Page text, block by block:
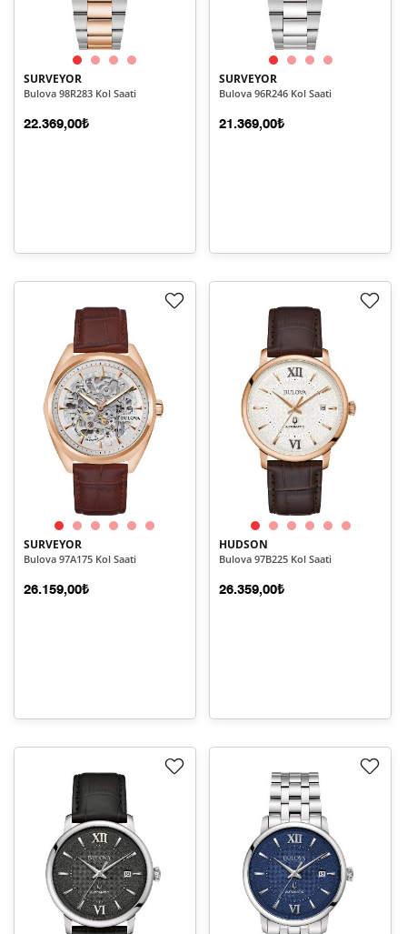
SURVEYOR
Bulova 98R283 Kol Saati
22.369,00₺
SURVEYOR
Bulova 96R246 Kol Saati
21.369,00₺
SURVEYOR
Bulova 97A175 Kol Saati
26.159,00₺
HUDSON
Bulova 97B225 Kol Saati
26.359,00₺